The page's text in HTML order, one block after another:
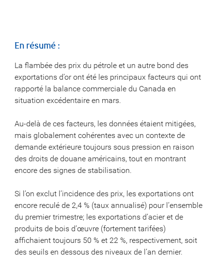
En résumé :
La flambée des prix du pétrole et un autre bond des
exportations d’or ont été les principaux facteurs qui ont
rapporté la balance commerciale du Canada en
situation excédentaire en mars.
Au-delà de ces facteurs, les données étaient mitigées,
mais globalement cohérentes avec un contexte de
demande extérieure toujours sous pression en raison
des droits de douane américains, tout en montrant
encore des signes de stabilisation.
Si l’on exclut l’incidence des prix, les exportations ont
encore reculé de 2,4 % (taux annualisé) pour l’ensemble
du premier trimestre; les exportations d’acier et de
produits de bois d’œuvre (fortement tarifées)
affichaient toujours 50 % et 22 %, respectivement, soit
des seuils en dessous des niveaux de l’an dernier.